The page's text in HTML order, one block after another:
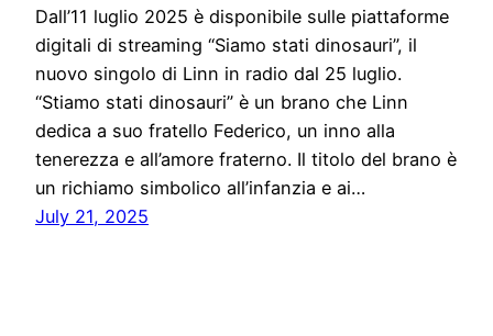
Dall’11 luglio 2025 è disponibile sulle piattaforme
digitali di streaming “Siamo stati dinosauri”, il
nuovo singolo di Linn in radio dal 25 luglio.
“Stiamo stati dinosauri” è un brano che Linn
dedica a suo fratello Federico, un inno alla
tenerezza e all’amore fraterno. Il titolo del brano è
un richiamo simbolico all’infanzia e ai…
July 21, 2025